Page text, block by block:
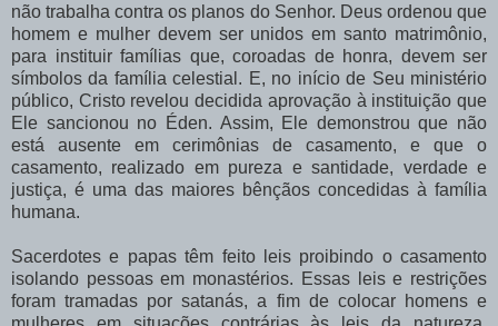
não trabalha contra os planos do Senhor. Deus ordenou que
homem e mulher devem ser unidos em santo matrimônio,
para instituir famílias que, coroadas de honra, devem ser
símbolos da família celestial. E, no início de Seu ministério
público, Cristo revelou decidida aprovação à instituição que
Ele sancionou no Éden. Assim, Ele demonstrou que não
está ausente em cerimônias de casamento, e que o
casamento, realizado em pureza e santidade, verdade e
justiça, é uma das maiores bênçãos concedidas à família
humana.
Sacerdotes e papas têm feito leis proibindo o casamento
isolando pessoas em monastérios. Essas leis e restrições
foram tramadas por satanás, a fim de colocar homens e